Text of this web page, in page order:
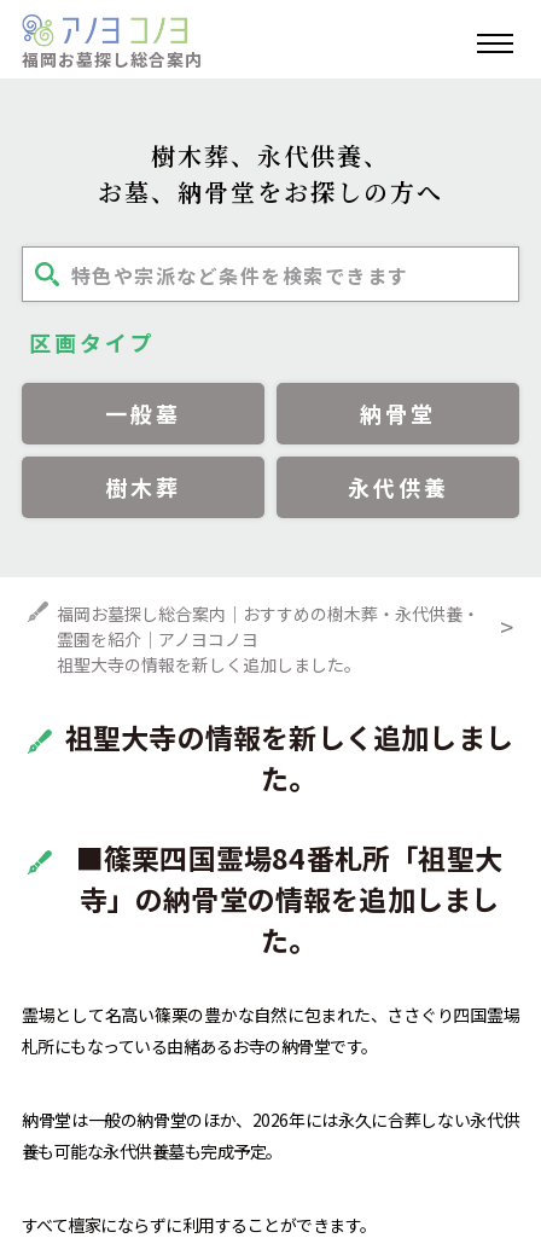
福岡お墓探し総合案内
樹木葬、永代供養、
お墓、納骨堂をお探しの方へ
特色や宗派など条件を検索できます
区画タイプ
一般墓 納骨堂
樹木葬 永代供養
福岡お墓探し総合案内｜おすすめの樹木葬・永代供養・
霊園を紹介｜アノヨコノヨ
祖聖大寺の情報を新しく追加しました。
祖聖大寺の情報を新しく追加しまし
た。
■篠栗四国霊場84番札所「祖聖大
寺」の納骨堂の情報を追加しまし
た。
霊場として名高い篠栗の豊かな自然に包まれた、ささぐり四国霊場
札所にもなっている由緒あるお寺の納骨堂です。
納骨堂は一般の納骨堂のほか、2026年には永久に合葬しない永代供
養も可能な永代供養墓も完成予定。
すべて檀家にならずに利用することができます。